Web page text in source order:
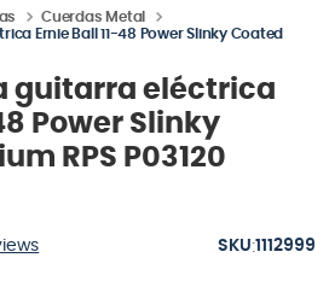
Cuerdas Metal
Ernie Ball 11-48 Power Slinky Coated
guitarra eléctrica
Power Slinky
RPS P03120
:1112999